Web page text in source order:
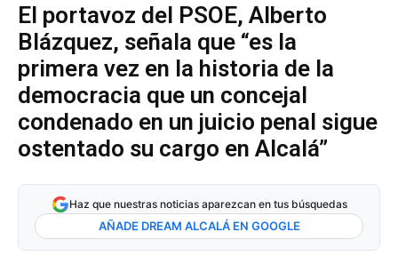
El portavoz del PSOE, Alberto
Blázquez, señala que “es la
primera vez en la historia de la
democracia que un concejal
condenado en un juicio penal sigue
ostentado su cargo en Alcalá”
Haz que nuestras noticias aparezcan en tus búsquedas
AÑADE DREAM ALCALÁ EN GOOGLE